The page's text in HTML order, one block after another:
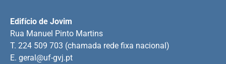
Edifício de Jovim
Rua Manuel Pinto Martins
T. 224 509 703 (chamada rede fixa nacional)
E. geral@uf-gvj.pt